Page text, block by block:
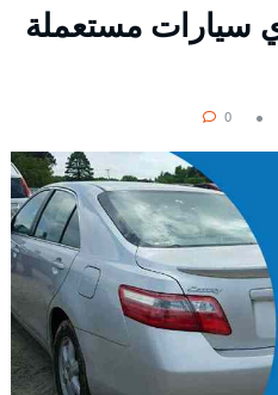
نشتري سيارات مستعملة
0